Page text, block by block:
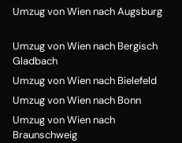
Umzug von Wien nach Augsburg
Umzug von Wien nach Bergisch
Gladbach
Umzug von Wien nach Bielefeld
Umzug von Wien nach Bonn
Umzug von Wien nach
Braunschweig